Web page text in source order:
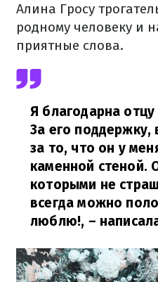
Алина Гросу
родному человеку и
приятные слова.
Я благодарна
За его поддержку,
за то, что он у
каменной стеной.
которыми не
всегда можно
люблю!, –